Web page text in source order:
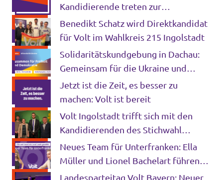
Kandidierende treten zur
Bundestagswahl 2025 an.
Benedikt Schatz wird Direktkandidat
für Volt im Wahlkreis 215 Ingolstadt
Solidaritätskundgebung in Dachau:
Gemeinsam für die Ukraine und
unsere Demokratie
Jetzt ist die Zeit, es besser zu
machen: Volt ist bereit
Volt Ingolstadt trifft sich mit den
Kandidierenden des Stichwahl
Bündnisses
Neues Team für Unterfranken: Ella
Müller und Lionel Bachelart führen
lokales Volt-Team
Landesparteitag Volt Bayern: Neuer